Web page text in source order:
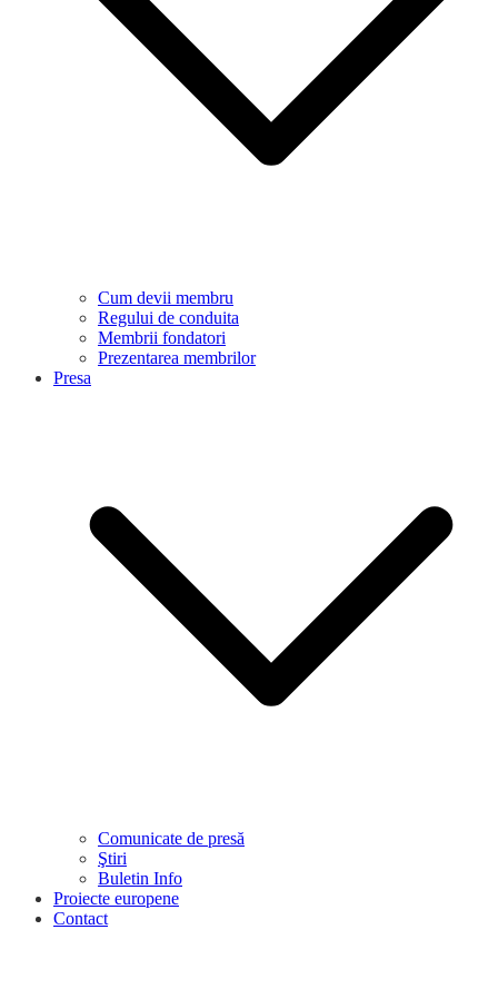
Cum devii membru
Regului de conduita
Membrii fondatori
Prezentarea membrilor
Presa
Comunicate de presă
Ştiri
Buletin Info
Proiecte europene
Contact